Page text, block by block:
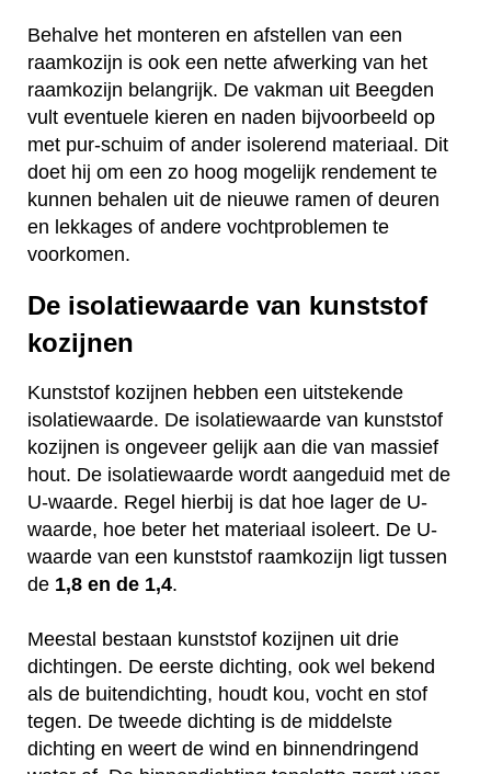
Behalve het monteren en afstellen van een
raamkozijn is ook een nette afwerking van het
raamkozijn belangrijk. De vakman uit Beegden
vult eventuele kieren en naden bijvoorbeeld op
met pur-schuim of ander isolerend materiaal. Dit
doet hij om een zo hoog mogelijk rendement te
kunnen behalen uit de nieuwe ramen of deuren
en lekkages of andere vochtproblemen te
voorkomen.
De isolatiewaarde van kunststof
kozijnen
Kunststof kozijnen hebben een uitstekende
isolatiewaarde. De isolatiewaarde van kunststof
kozijnen is ongeveer gelijk aan die van massief
hout. De isolatiewaarde wordt aangeduid met de
U-waarde. Regel hierbij is dat hoe lager de U-
waarde, hoe beter het materiaal isoleert. De U-
waarde van een kunststof raamkozijn ligt tussen
de 1,8 en de 1,4.
Meestal bestaan kunststof kozijnen uit drie
dichtingen. De eerste dichting, ook wel bekend
als de buitendichting, houdt kou, vocht en stof
tegen. De tweede dichting is de middelste
dichting en weert de wind en binnendringend